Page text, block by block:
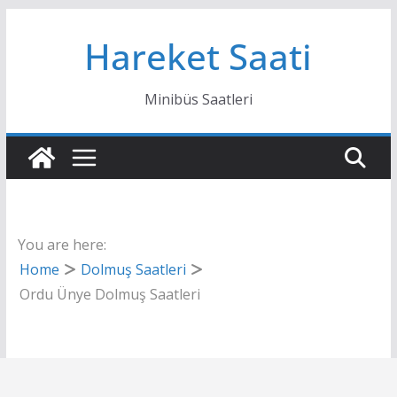
Hareket Saati
Minibüs Saatleri
You are here:
Home
Dolmuş Saatleri
Ordu Ünye Dolmuş Saatleri